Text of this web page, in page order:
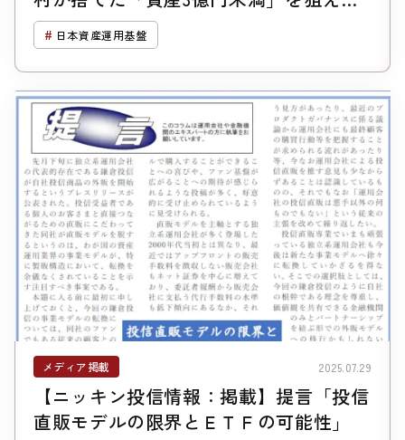
SMBC×SBIが狙う“新興富裕層”の正体
日本資産運用基盤
メディア掲載 2025.07.29
【ニッキン投信情報：掲載】提言「投信
直販モデルの限界とＥＴＦの可能性」